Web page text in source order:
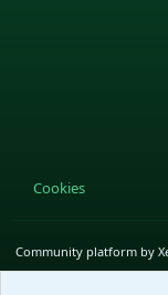
Cookies
Community platform by